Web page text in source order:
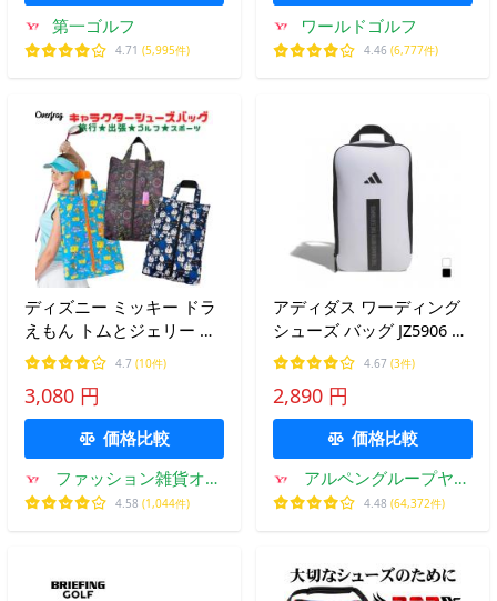
第一ゴルフ
4.71 (5,995件)
ワールドゴルフ
4.46 (6,777件)
ディズニー ミッキー ドラ
えもん トムとジェリー ゴ
ルフ シューズケース キャ
ラクター シンプル 旅行 出
張 シューズバッグ シュー
ズ袋
4.7 (10件)
3,080 円
価格比較
ファッション雑貨オー
バーフラッグ
4.58 (1,044件)
アディダス ワーディング
シューズ バッグ JZ5906 ゴ
ルフ シューズケース
adidas
4.67 (3件)
2,890 円
価格比較
アルペングループヤフ
ー店
4.48 (64,372件)